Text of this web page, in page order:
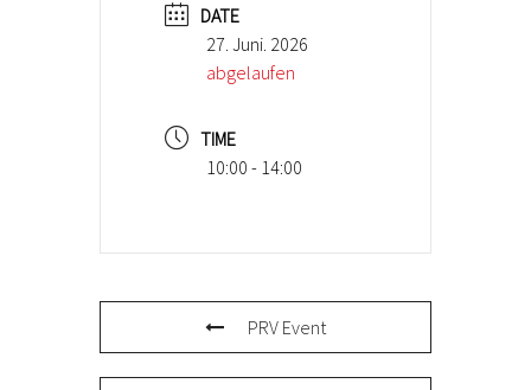
DATE
27. Juni. 2026
abgelaufen
TIME
10:00 - 14:00
PRV Event